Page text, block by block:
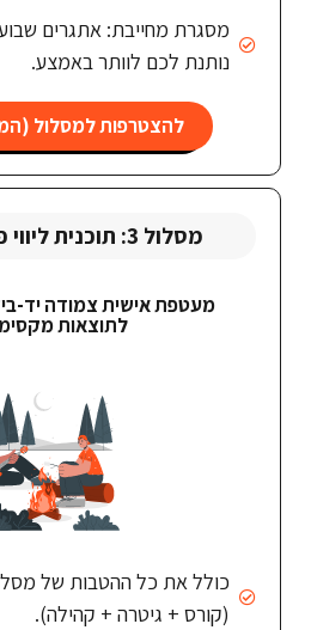
מסגרת מחייבת: אתגרים
נותנת לכם לוותר באמצע.
להצטרפות למסלול
מסלול 3: תוכנית ליווי פרימיום (VIP)
מעטפת אישית צמודה יד-
לתוצאות
כולל את כל ההטבות של
(קורס + גיטרה + קהילה).